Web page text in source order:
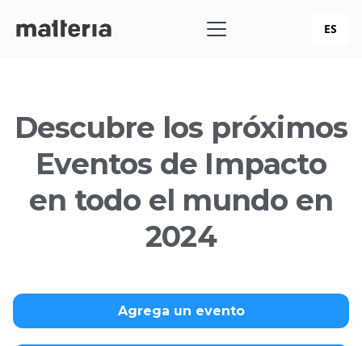
ES
Descubre los próximos
Eventos de Impacto
en todo el mundo en
2024
Agrega un evento